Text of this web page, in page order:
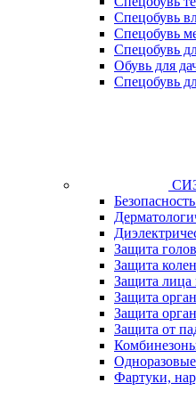
Спецобувь
Спецобувь
Спецобувь
Обувь для
Спецобувь
Защита
Защита
Защита лица
Защита
Защита
Защита от
Фартуки,